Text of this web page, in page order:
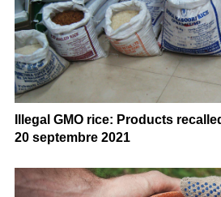
Illegal GMO rice: Products
20 septembre 2021